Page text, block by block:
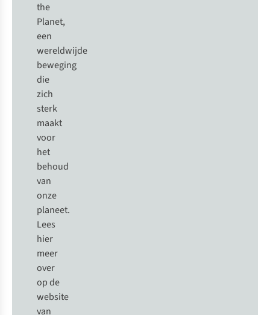
the
Planet,
een
wereldwijde
beweging
die
zich
sterk
maakt
voor
het
behoud
van
onze
planeet.
Lees
hier
meer
over
op de
website
van